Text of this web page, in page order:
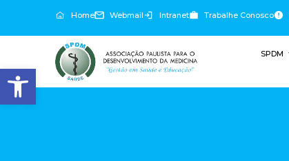
Abrir a barra de ferramentas
Home Webmail Intranet Trabalhe Conosco
SPDM